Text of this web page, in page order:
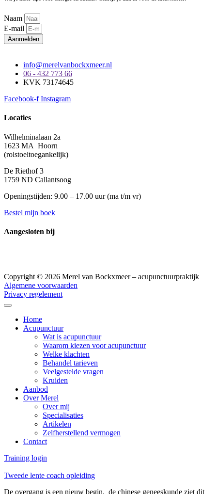
Naam
E-mail
Aanmelden
info@merelvanbockxmeer.nl
06 - 432 773 66
KVK 73174645
Facebook-f Instagram
Locaties
Wilhelminalaan 2a
1623 MA Hoorn
(rolstoeltoegankelijk)
De Riethof 3
1759 ND Callantsoog
Openingstijden: 9.00 – 17.00 uur (ma t/m vr)
Bestel mijn boek
Aangesloten bij
Copyright © 2026 Merel van Bockxmeer – acupunctuurpraktijk
Algemene voorwaarden
Privacy regelement
Home
Acupunctuur
Wat is acupunctuur
Waarom kiezen voor acupunctuur
Welke klachten
Behandel tarieven
Veelgestelde vragen
Kruiden
Aanbod
Over Merel
Over mij
Specialisaties
Artikelen
Zelfherstellend vermogen
Contact
Training login
Tweede lente coach opleiding
De overgang is een nieuw begin, de chinese geneeskunde ziet dit